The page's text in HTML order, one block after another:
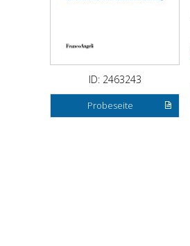
ID: 2463243
Probeseite